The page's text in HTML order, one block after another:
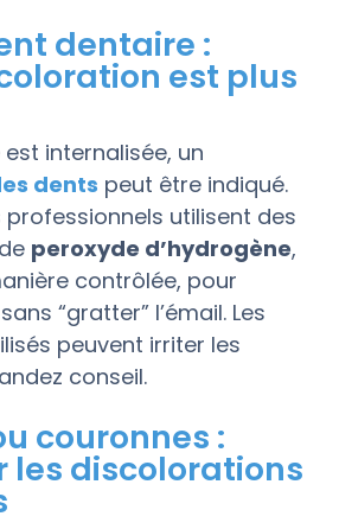
dentaire :
est plus
internalisée, un
dents peut être indiqué.
utilisent des
peroxyde d’hydrogène,
contrôlée, pour
“gratter” l’émail. Les
peuvent irriter les
conseil.
couronnes :
les discolorations